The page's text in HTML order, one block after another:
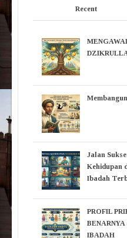
Recent
Jalan
Kehidupan
Ibadah
PROFIL
IBADAH